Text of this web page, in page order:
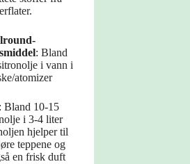
: Bland
i vann i
atomizer
: Bland 10-15
i 3-4 liter
hjelper til
teppene og
en frisk duft